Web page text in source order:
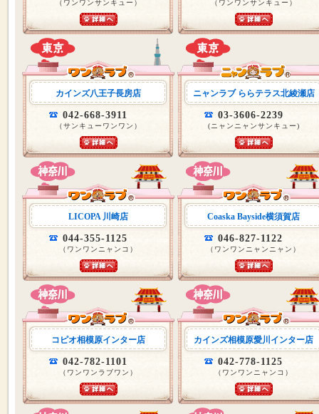
（ワンワンサンキュー） （ワンワンサンキュー）
カインズ八王子長房店
042-668-3911
（サンキューワンワン）
ニャンラブ ららテラス北綾瀬店
03-3606-2239
(ニャンニャンサンキュー)
LICOPA 川崎店
044-355-1125
（ワンワンニャンコ）
Coaska Bayside横須賀店
046-827-1122
（ワンワンニャンニャン）
コピオ相模原インター店
042-782-1101
（ワンワンラブワン）
カインズ相模原愛川インター店
042-778-1125
（ワンワンニャンコ）